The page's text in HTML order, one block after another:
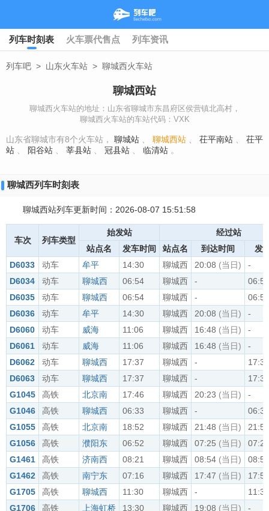
列车时刻表 火车票代售点 列车资讯
列车吧 > 山东火车站 > 聊城西火车站
聊城西站
聊城西火车站的地址：山东省聊城市东昌府区侯营镇北高村，
聊城西火车站的车站代码：VXK
山东省聊城市有8个火车站， 聊城站 聊城西站 茌平南站
茌平
站
阳谷站 莘县站 冠县站 临清站 。
聊城西列车时刻表
聊城西站列车更新时间：2026-08-07 15:51:58
车次 列车类型
始发站
经过站
站点名
发车时间 站点名 到达时间
发
D6033
动车 牟平 14:30 聊城西 20:08 (当日)
-
D6034
动车 聊城西 06:54 聊城西 -
06:54
D6035
动车 聊城西 06:54 聊城西 -
06:54
D6036
动车 牟平 14:30 聊城西 20:08 (当日)
-
D6060
动车 威海 11:06 聊城西 16:48 (当日)
-
D6061
动车 威海 11:06 聊城西 16:48 (当日)
-
D6062
动车 聊城西 17:37 聊城西 -
17:37
D6063
动车 聊城西 17:37 聊城西 -
17:37
G1045
高铁 北京南 17:46 聊城西 20:23 (当日)
-
G1046
高铁 聊城西 06:33 聊城西 -
06:33
G1055
高铁 北京南 18:52 聊城西 21:48 (当日)
21:51
G1056
高铁 濮阳东 06:52 聊城西 07:25 (当日)
07:27
G1461
高铁 济南西 08:21 聊城西 08:54 (当日)
08:56
G1462
高铁 南宁东 07:16 聊城西 17:47 (当日)
17:52
G1705
高铁 聊城西 11:30 聊城西 -
11:30
G1706
高铁 上海虹桥 13:30 聊城西 19:08 (当日)
-